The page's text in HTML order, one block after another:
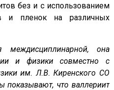
без и с использованием
и пленок на различных
междисциплинарной, она
и физики совместно с
им. Л.В. Киренского СО
показывают, что валлериит